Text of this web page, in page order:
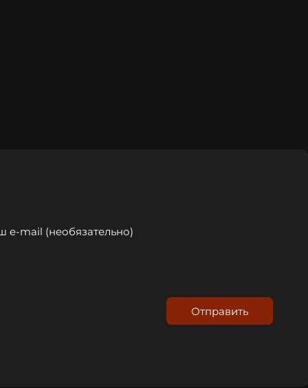
Отправить